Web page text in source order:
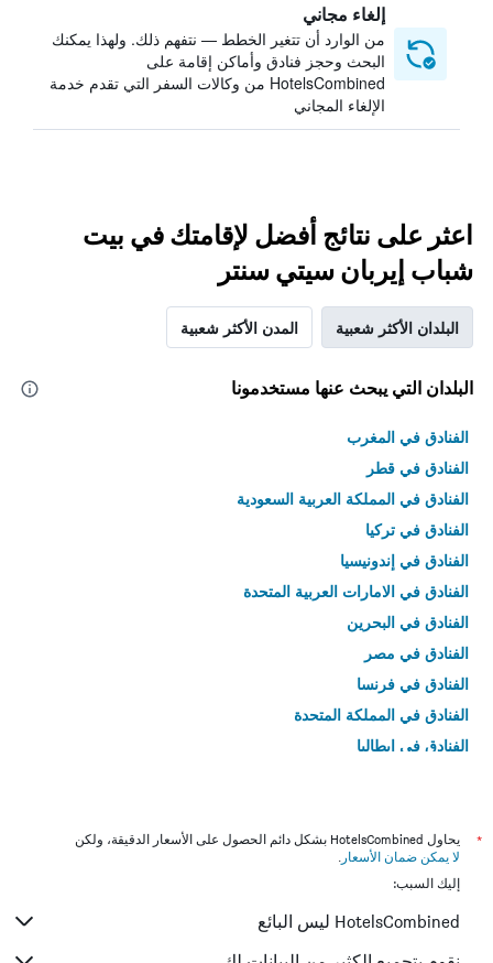
إلغاء مجاني
من الوارد أن تتغير الخطط — نتفهم ذلك. ولهذا يمكنك
البحث وحجز فنادق وأماكن إقامة على
HotelsCombined من وكالات السفر التي تقدم خدمة
الإلغاء المجاني
اعثر على نتائج أفضل لإقامتك في بيت
شباب إيربان سيتي سنتر
البلدان الأكثر شعبية المدن الأكثر شعبية
البلدان التي يبحث عنها مستخدمونا
الفنادق في المغرب
الفنادق في قطر
الفنادق في المملكة العربية السعودية
الفنادق في تركيا
الفنادق في إندونيسيا
الفنادق في الامارات العربية المتحدة
الفنادق في البحرين
الفنادق في مصر
الفنادق في فرنسا
الفنادق في المملكة المتحدة
الفنادق في إيطاليا
*
يحاول HotelsCombined بشكل دائم الحصول على الأسعار الدقيقة، ولكن
لا يمكن ضمان الأسعار .
إليك السبب:
HotelsCombined ليس البائع